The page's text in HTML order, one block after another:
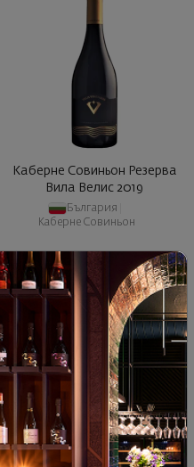
Каберне Совиньон Резерва
Вила Велис 2019
България
Каберне Совиньон
21 лв.